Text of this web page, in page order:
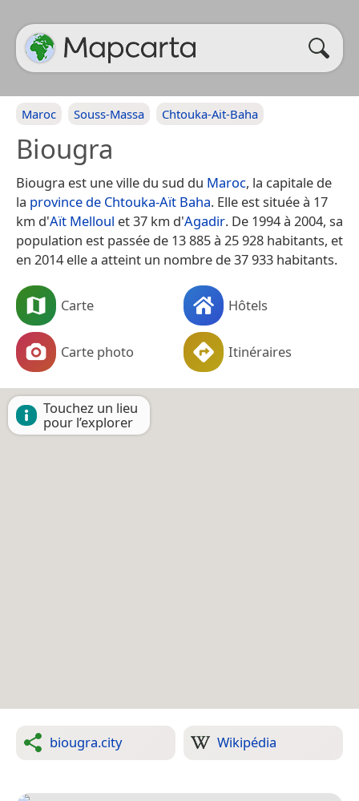
Maroc Souss-Massa Chtouka-Ait-Baha
Biougra
Biougra est une ville du sud du Maroc, la capitale de
la province de Chtouka-Aït Baha. Elle est située à 17
km d'Aït Melloul et 37 km d'Agadir. De 1994 à 2004, sa
population est passée de 13 885 à 25 928 habitants, et
en 2014 elle a atteint un nombre de 37 933 habitants.
Carte Hôtels
Carte photo Itinéraires
Touchez un lieu
pour l’explorer
biougra.city Wikipédia